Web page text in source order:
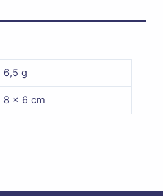
6,5 g
8 × 6 cm